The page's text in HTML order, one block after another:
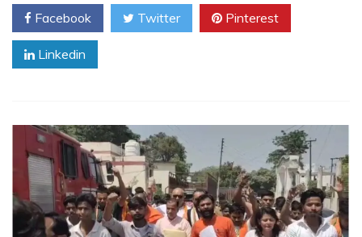
Facebook Twitter Pinterest
Linkedin